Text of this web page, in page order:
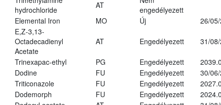
hydrochloride
AT
engedélyezett
Elemental Iron
MO Új
26/
E,Z-3,13-
Octadecadienyl
Acetate
AT Engedélyezett 31/
Trinexapac-ethyl PG Engedélyezett
Dodine
FU Engedélyezett
30/
Triticonazole
FU Engedélyezett
Dodemorph
FU Engedélyezett